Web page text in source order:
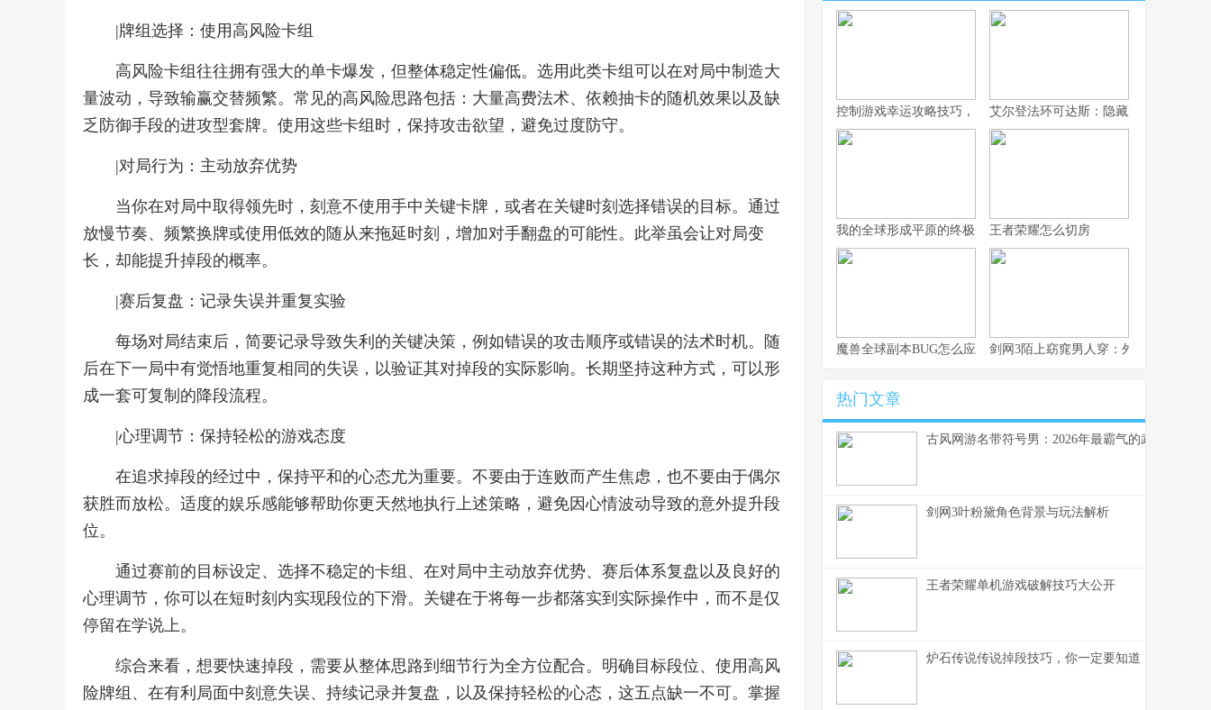
|牌组选择：使用高风险卡组
高风险卡组往往拥有强大的单卡爆发，但整体稳定性偏低。选用此类卡组可以在对局中制造大
量波动，导致输赢交替频繁。常见的高风险思路包括：大量高费法术、依赖抽卡的随机效果以及缺
乏防御手段的进攻型套牌。使用这些卡组时，保持攻击欲望，避免过度防守。
|对局行为：主动放弃优势
当你在对局中取得领先时，刻意不使用手中关键卡牌，或者在关键时刻选择错误的目标。通过
放慢节奏、频繁换牌或使用低效的随从来拖延时刻，增加对手翻盘的可能性。此举虽会让对局变
长，却能提升掉段的概率。
|赛后复盘：记录失误并重复实验
每场对局结束后，简要记录导致失利的关键决策，例如错误的攻击顺序或错误的法术时机。随
后在下一局中有觉悟地重复相同的失误，以验证其对掉段的实际影响。长期坚持这种方式，可以形
成一套可复制的降段流程。
|心理调节：保持轻松的游戏态度
在追求掉段的经过中，保持平和的心态尤为重要。不要由于连败而产生焦虑，也不要由于偶尔
获胜而放松。适度的娱乐感能够帮助你更天然地执行上述策略，避免因心情波动导致的意外提升段
位。
通过赛前的目标设定、选择不稳定的卡组、在对局中主动放弃优势、赛后体系复盘以及良好的
心理调节，你可以在短时刻内实现段位的下滑。关键在于将每一步都落实到实际操作中，而不是仅
停留在学说上。
综合来看，想要快速掉段，需要从整体思路到细节行为全方位配合。明确目标段位、使用高风
险牌组、在有利局面中刻意失误、持续记录并复盘，以及保持轻松的心态，这五点缺一不可。掌握
控制游戏幸运攻略技巧，资深玩家的深度思索
艾尔登法环可达斯：隐藏NPC？
我的全球形成平原的终极条件：寻找建家风水宝地！
王者荣耀怎么切房
魔兽全球副本BUG怎么应对？解决技巧大揭秘剑网3陌上窈窕男人穿：外观获取与搭配
热门文章
古风网游名带符号男：2026年最霸气的武侠昵称
剑网3叶粉黛角色背景与玩法解析
王者荣耀单机游戏破解技巧大公开
炉石传说传说掉段技巧，你一定要知道